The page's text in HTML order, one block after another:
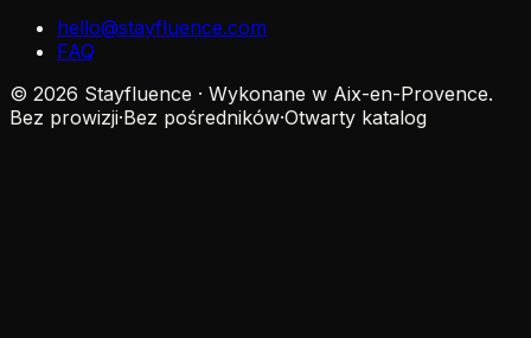
hello@stayfluence.com
FAQ
© 2026 Stayfluence · Wykonane w Aix-en-Provence.
Bez prowizji·Bez pośredników·Otwarty katalog